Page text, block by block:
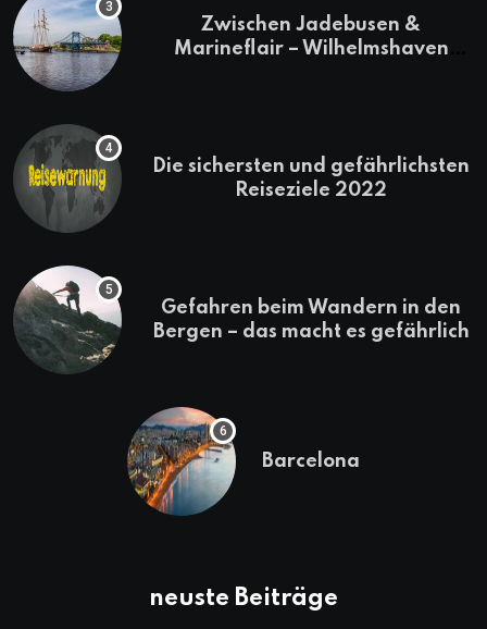
Zwischen Jadebusen &
Marineflair – Wilhelmshaven
Die sichersten und gefährlichsten
Reiseziele 2022
Gefahren beim Wandern in den
Bergen – das macht es gefährlich
Barcelona
neuste Beiträge